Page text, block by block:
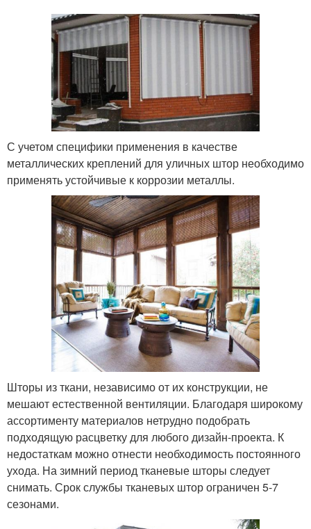
С учетом специфики применения в качестве
металлических креплений для уличных штор необходимо
применять устойчивые к коррозии металлы.
Шторы из ткани, независимо от их конструкции, не
мешают естественной вентиляции. Благодаря широкому
ассортименту материалов нетрудно подобрать
подходящую расцветку для любого дизайн-проекта. К
недостаткам можно отнести необходимость постоянного
ухода. На зимний период тканевые шторы следует
снимать. Срок службы тканевых штор ограничен 5-7
сезонами.